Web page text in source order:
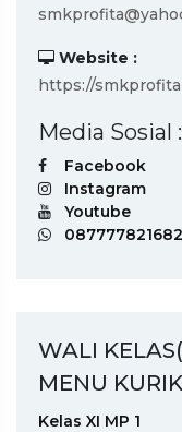
Website :
https://
Media Sosial :
Facebook
Instagram
Youtube
087777821682
WALI
MENU
Kelas XI MP 1